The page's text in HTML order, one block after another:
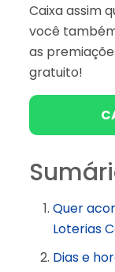
Caixa assim
você
as
gratuito!
Quer
Loterias
Dias e